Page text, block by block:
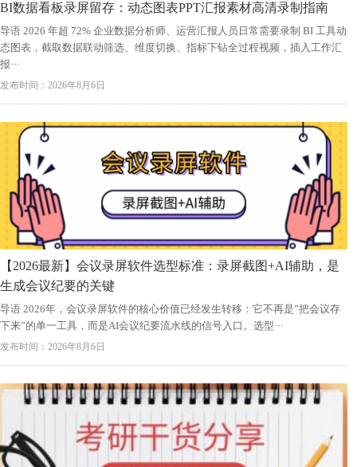
BI数据看板录屏留存：动态图表PPT汇报素材高清录制指南
导语 2026 年超 72% 企业数据分析师、运营汇报人员日常需要录制 BI 工具动
态图表，截取数据联动筛选、维度切换、指标下钻全过程视频，插入工作汇
报···
发布时间：2026年8月6日
【2026最新】会议录屏软件选型标准：录屏截图+AI辅助，是
生成会议纪要的关键
导语 2026年，会议录屏软件的核心价值已经发生转移：它不再是”把会议存
下来”的单一工具，而是AI会议纪要流水线的信号入口。选型···
发布时间：2026年8月6日